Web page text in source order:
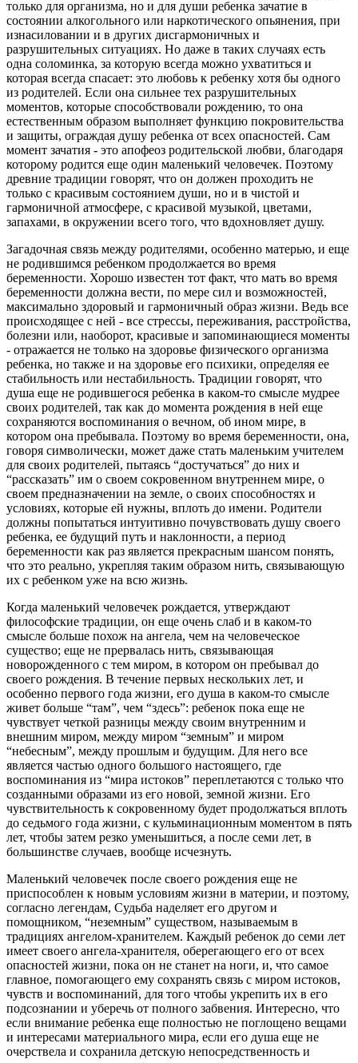
только для организма, но и для души ребенка зачатие в
состоянии алкогольного или наркотического опьянения, при
изнасиловании и в других дисгармоничных и
разрушительных ситуациях. Но даже в таких случаях есть
одна соломинка, за которую всегда можно ухватиться и
которая всегда спасает: это любовь к ребенку хотя бы одного
из родителей. Если она сильнее тех разрушительных
моментов, которые способствовали рождению, то она
естественным образом выполняет функцию покровительства
и защиты, ограждая душу ребенка от всех опасностей. Сам
момент зачатия - это апофеоз родительской любви, благодаря
которому родится еще один маленький человечек. Поэтому
древние традиции говорят, что он должен проходить не
только с красивым состоянием души, но и в чистой и
гармоничной атмосфере, с красивой музыкой, цветами,
запахами, в окружении всего того, что вдохновляет душу.
Загадочная связь между родителями, особенно матерью, и еще
не родившимся ребенком продолжается во время
беременности. Хорошо известен тот факт, что мать во время
беременности должна вести, по мере сил и возможностей,
максимально здоровый и гармоничный образ жизни. Ведь все
происходящее с ней - все стрессы, переживания, расстройства,
болезни или, наоборот, красивые и запоминающиеся моменты
- отражается не только на здоровье физического организма
ребенка, но также и на здоровье его психики, определяя ее
стабильность или нестабильность. Традиции говорят, что
душа еще не родившегося ребенка в каком-то смысле мудрее
своих родителей, так как до момента рождения в ней еще
сохраняются воспоминания о вечном, об ином мире, в
котором она пребывала. Поэтому во время беременности, она,
говоря символически, может даже стать маленьким учителем
для своих родителей, пытаясь “достучаться” до них и
“рассказать” им о своем сокровенном внутреннем мире, о
своем предназначении на земле, о своих способностях и
условиях, которые ей нужны, вплоть до имени. Родители
должны попытаться интуитивно почувствовать душу своего
ребенка, ее будущий путь и наклонности, а период
беременности как раз является прекрасным шансом понять,
что это реально, укрепляя таким образом нить, связывающую
их с ребенком уже на всю жизнь.
Когда маленький человечек рождается, утверждают
философские традиции, он еще очень слаб и в каком-то
смысле больше похож на ангела, чем на человеческое
существо; еще не прервалась нить, связывающая
новорожденного с тем миром, в котором он пребывал до
своего рождения. В течение первых нескольких лет, и
особенно первого года жизни, его душа в каком-то смысле
живет больше “там”, чем “здесь”: ребенок пока еще не
чувствует четкой разницы между своим внутренним и
внешним миром, между миром “земным” и миром
“небесным”, между прошлым и будущим. Для него все
является частью одного большого настоящего, где
воспоминания из “мира истоков” переплетаются с только что
созданными образами из его новой, земной жизни. Его
чувствительность к сокровенному будет продолжаться вплоть
до седьмого года жизни, с кульминационным моментом в пять
лет, чтобы затем резко уменьшиться, а после семи лет, в
большинстве случаев, вообще исчезнуть.
Маленький человечек после своего рождения еще не
приспособлен к новым условиям жизни в материи, и поэтому,
согласно легендам, Судьба наделяет его другом и
помощником, “неземным” существом, называемым в
традициях ангелом-хранителем. Каждый ребенок до семи лет
имеет своего ангела-хранителя, оберегающего его от всех
опасностей жизни, пока он не станет на ноги, и, что самое
главное, помогающего ему сохранять связь с миром истоков,
чувств и воспоминаний, для того чтобы укрепить их в его
подсознании и уберечь от полного забвения. Интересно, что
если внимание ребенка еще полностью не поглощено вещами
и интересами материального мира, если его душа еще не
очерствела и сохранила детскую непосредственность и